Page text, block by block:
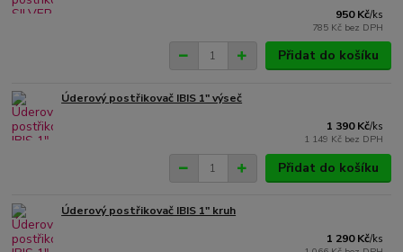
950 Kč/ks
785 Kč bez DPH
Přidat do košíku
Úderový postřikovač IBIS 1" výseč
1 390 Kč/ks
1 149 Kč bez DPH
Přidat do košíku
Úderový postřikovač IBIS 1" kruh
1 290 Kč/ks